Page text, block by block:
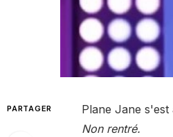
PARTAGER
Plane Jane
Non rentré.